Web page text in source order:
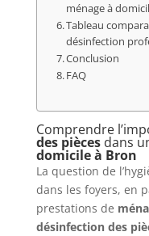
ménage à
Tableau
désinfection
Conclusion
FAQ
Comprendre
des piècesdans
domicile à Bron
La question de
dans les foyers, en
prestations de
désinfection des